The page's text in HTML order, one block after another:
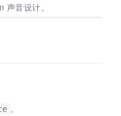
声音设计。
。